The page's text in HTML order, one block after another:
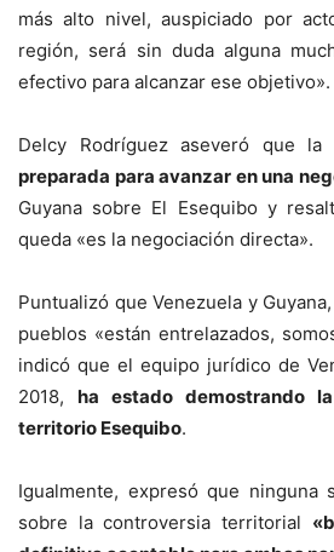
más alto nivel, auspiciado por
región, será sin duda alguna
efectivo para alcanzar ese objetivo».
Delcy Rodríguez aseveró que la
preparada para avanzar en una
Guyana sobre El Esequibo y
queda «es la negociación directa».
Puntualizó que Venezuela y
pueblos «están entrelazados,
indicó que el equipo jurídico de
2018, ha estado demostrando
territorio Esequibo.
Igualmente, expresó que ninguna
sobre la controversia territorial